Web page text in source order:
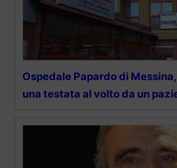
Ospedale Papardo di
una testata al volto da un